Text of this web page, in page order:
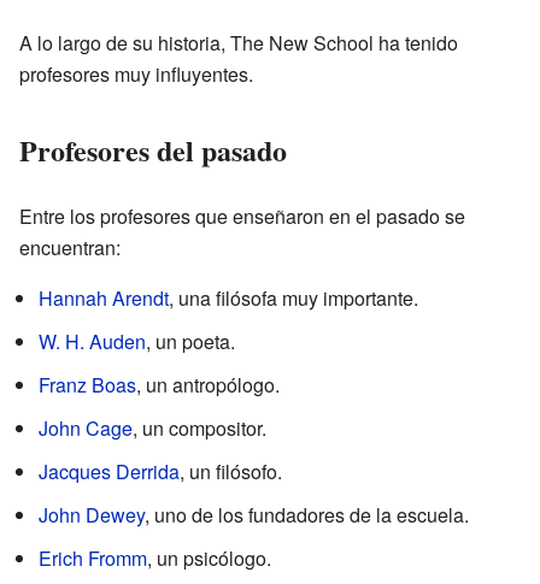
A lo largo de su historia, The New School ha tenido
profesores muy influyentes.
Profesores del pasado
Entre los profesores que enseñaron en el pasado se
encuentran:
Hannah Arendt, una filósofa muy importante.
W. H. Auden, un poeta.
Franz Boas, un antropólogo.
John Cage, un compositor.
Jacques Derrida, un filósofo.
John Dewey, uno de los fundadores de la escuela.
Erich Fromm, un psicólogo.